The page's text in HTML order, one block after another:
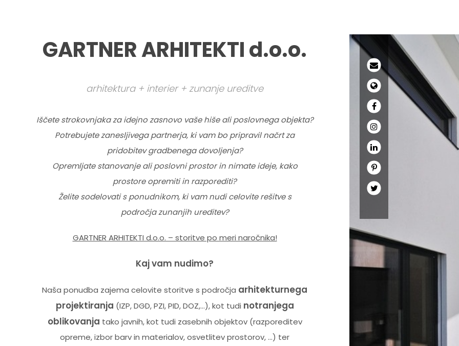
GARTNER ARHITEKTI d.o.o.
arhitektura + interier + zunanje ureditve
Iščete strokovnjaka za idejno zasnovo vaše hiše ali poslovnega objekta?
Potrebujete zanesljivega partnerja, ki vam bo pripravil načrt za
pridobitev gradbenega dovoljenja?
Opremljate stanovanje ali poslovni prostor in nimate ideje, kako
prostore opremiti in razporediti?
Želite sodelovati s ponudnikom, ki vam nudi celovite rešitve s
področja zunanjih ureditev?
GARTNER ARHITEKTI d.o.o. – storitve po meri naročnika!
Kaj vam nudimo?
Naša ponudba zajema celovite storitve s področja arhitekturnega
projektiranja (IZP, DGD, PZI, PID, DOZ,…), kot tudi notranjega
oblikovanja tako javnih, kot tudi zasebnih objektov (razporeditev
opreme, izbor barv in materialov, osvetlitev prostorov, …) ter